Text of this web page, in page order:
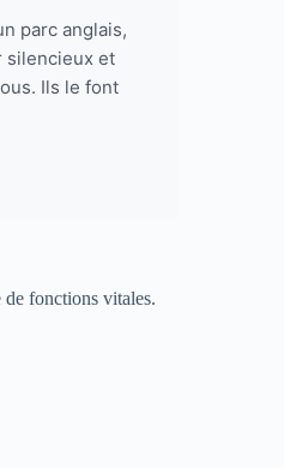
parc anglais,
silencieux et
Ils le font
de fonctions vitales.